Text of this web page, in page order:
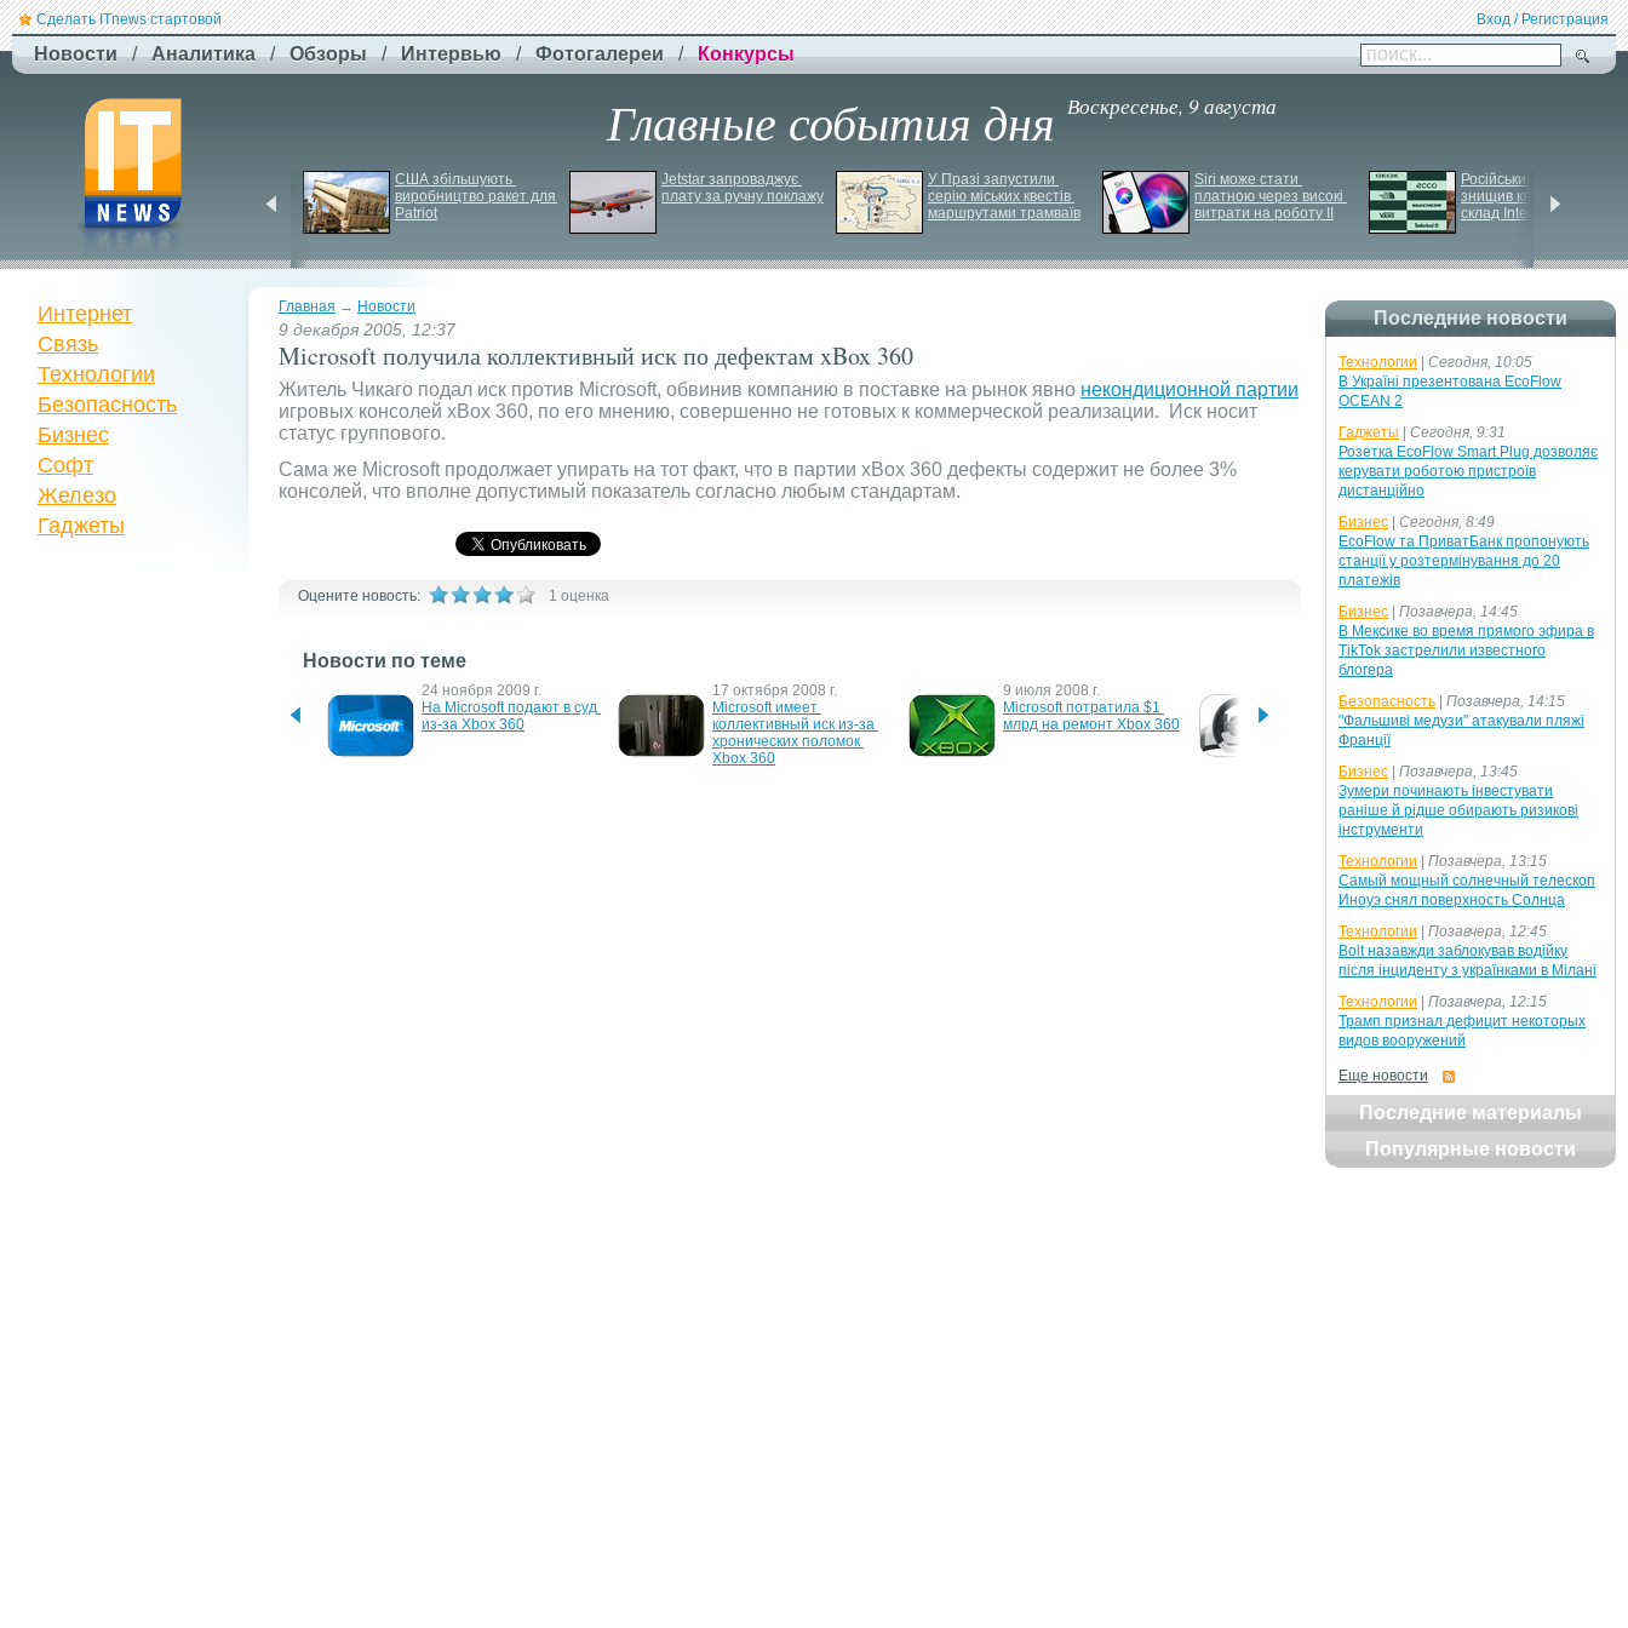
Сделать ITnews стартовой Вход / Регистрация
Новости / Аналитика / Обзоры / Интервью / Фотогалереи / Конкурсы поиск...
Главные события дня Воскресенье, 9 августа
ракета Kheibar Shekan
способна усложнить
работу систем ПРО
США збільшують
виробництво ракет для
Patriot
Jetstar запроваджує
плату за ручну поклажу
У Празі запустили
серію міських квестів
маршрутами трамваїв
Siri може стати
платною через високі
витрати на роботу ІІ
Російський удар
знищив ключовий
склад Intertop Ukraine
Главная → Новости
9 декабря 2005, 12:37
Microsoft получила коллективный иск по дефектам xBox 360
Житель Чикаго подал иск против Microsoft, обвинив компанию в поставке на рынок явно некондиционной партии
игровых консолей xBox 360, по его мнению, совершенно не готовых к коммерческой реализации. Иск носит
статус группового.
Сама же Microsoft продолжает упирать на тот факт, что в партии xBox 360 дефекты содержит не более 3%
консолей, что вполне допустимый показатель согласно любым стандартам.
Оцените новость: 1 оценка
Новости по теме
Xbox 360 250GB Elite Slim
24 ноября 2009 г.
На Microsoft подают в суд
из-за Xbox 360
17 октября 2008 г.
Microsoft имеет
коллективный иск из-за
хронических поломок
Xbox 360
9 июля 2008 г.
Microsoft потратила $1
млрд на ремонт Xbox 360
Руль для Xbox 360 опасен
Интернет
Связь
Технологии
Безопасность
Бизнес
Софт
Железо
Гаджеты
Последние новости
Технологии
Сегодня, 10:05
В Україні презентована EcoFlow
OCEAN 2
Гаджеты
Сегодня, 9:31
Розетка EcoFlow Smart Plug дозволяє
керувати роботою пристроїв
дистанційно
Бизнес
Сегодня, 8:49
EcoFlow та ПриватБанк пропонують
станції у розтермінування до 20
платежів
Бизнес
Позавчера, 14:45
В Мексике во время прямого эфира в
TikTok застрелили известного
блогера
Безопасность
Позавчера, 14:15
"Фальшиві медузи" атакували пляжі
Франції
Бизнес
Позавчера, 13:45
Зумери починають інвестувати
раніше й рідше обирають ризикові
інструменти
Технологии
Позавчера, 13:15
Самый мощный солнечный телескоп
Иноуэ снял поверхность Солнца
Технологии
Позавчера, 12:45
Bolt назавжди заблокував водійку
після інциденту з українками в Мілані
Технологии
Позавчера, 12:15
Трамп признал дефицит некоторых
видов вооружений
Еще новости
Последние материалы
Популярные новости